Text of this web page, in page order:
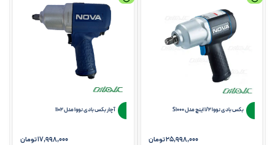
بکس بادی نووا 1/2 اینچ مدل S1000
25,998,000تومان
آچار بکس بادی نووا مدل 1102
17,998,000تومان